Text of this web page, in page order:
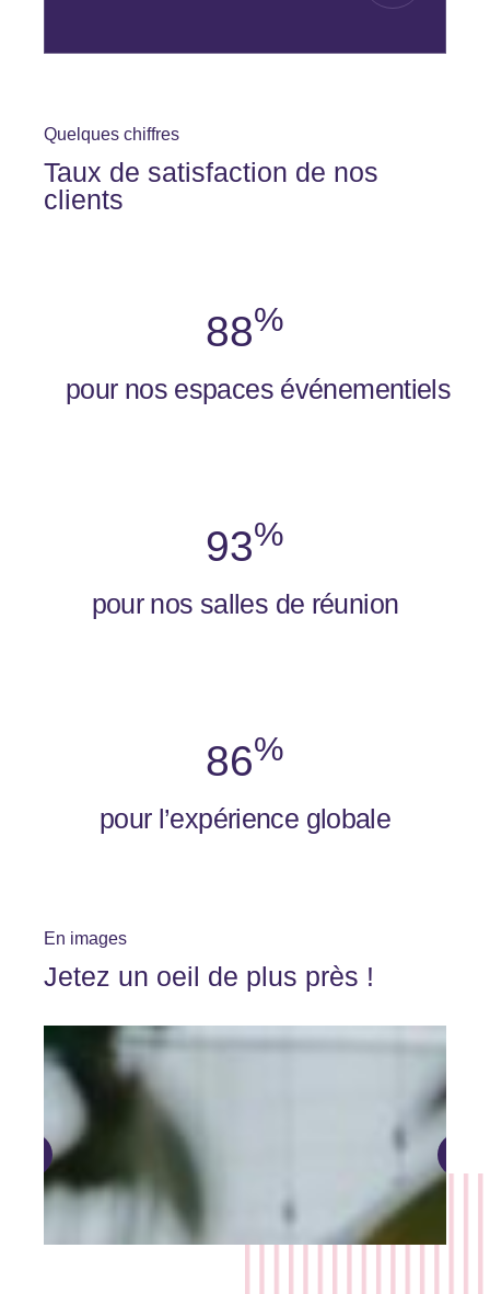
Quelques chiffres
Taux de satisfaction de nos
clients
88%
pour nos espaces événementiels
93%
pour nos salles de réunion
86%
pour l’expérience globale
En images
Jetez un oeil de plus près !